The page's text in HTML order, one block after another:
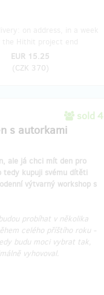
EUR 15.25
(CZK 370)
sold 4
s autorkami
ale já chci mít den pro
tedy kupuji svému dítěti
výtvarný workshop s
probíhat v několika
celého příštího roku -
budu moci vybrat tak,
vyhovoval.